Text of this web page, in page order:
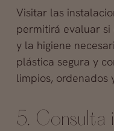
Visitar las
permitirá evaluar
y la higiene
plástica segura y
limpios, ordenados
5. Consulta